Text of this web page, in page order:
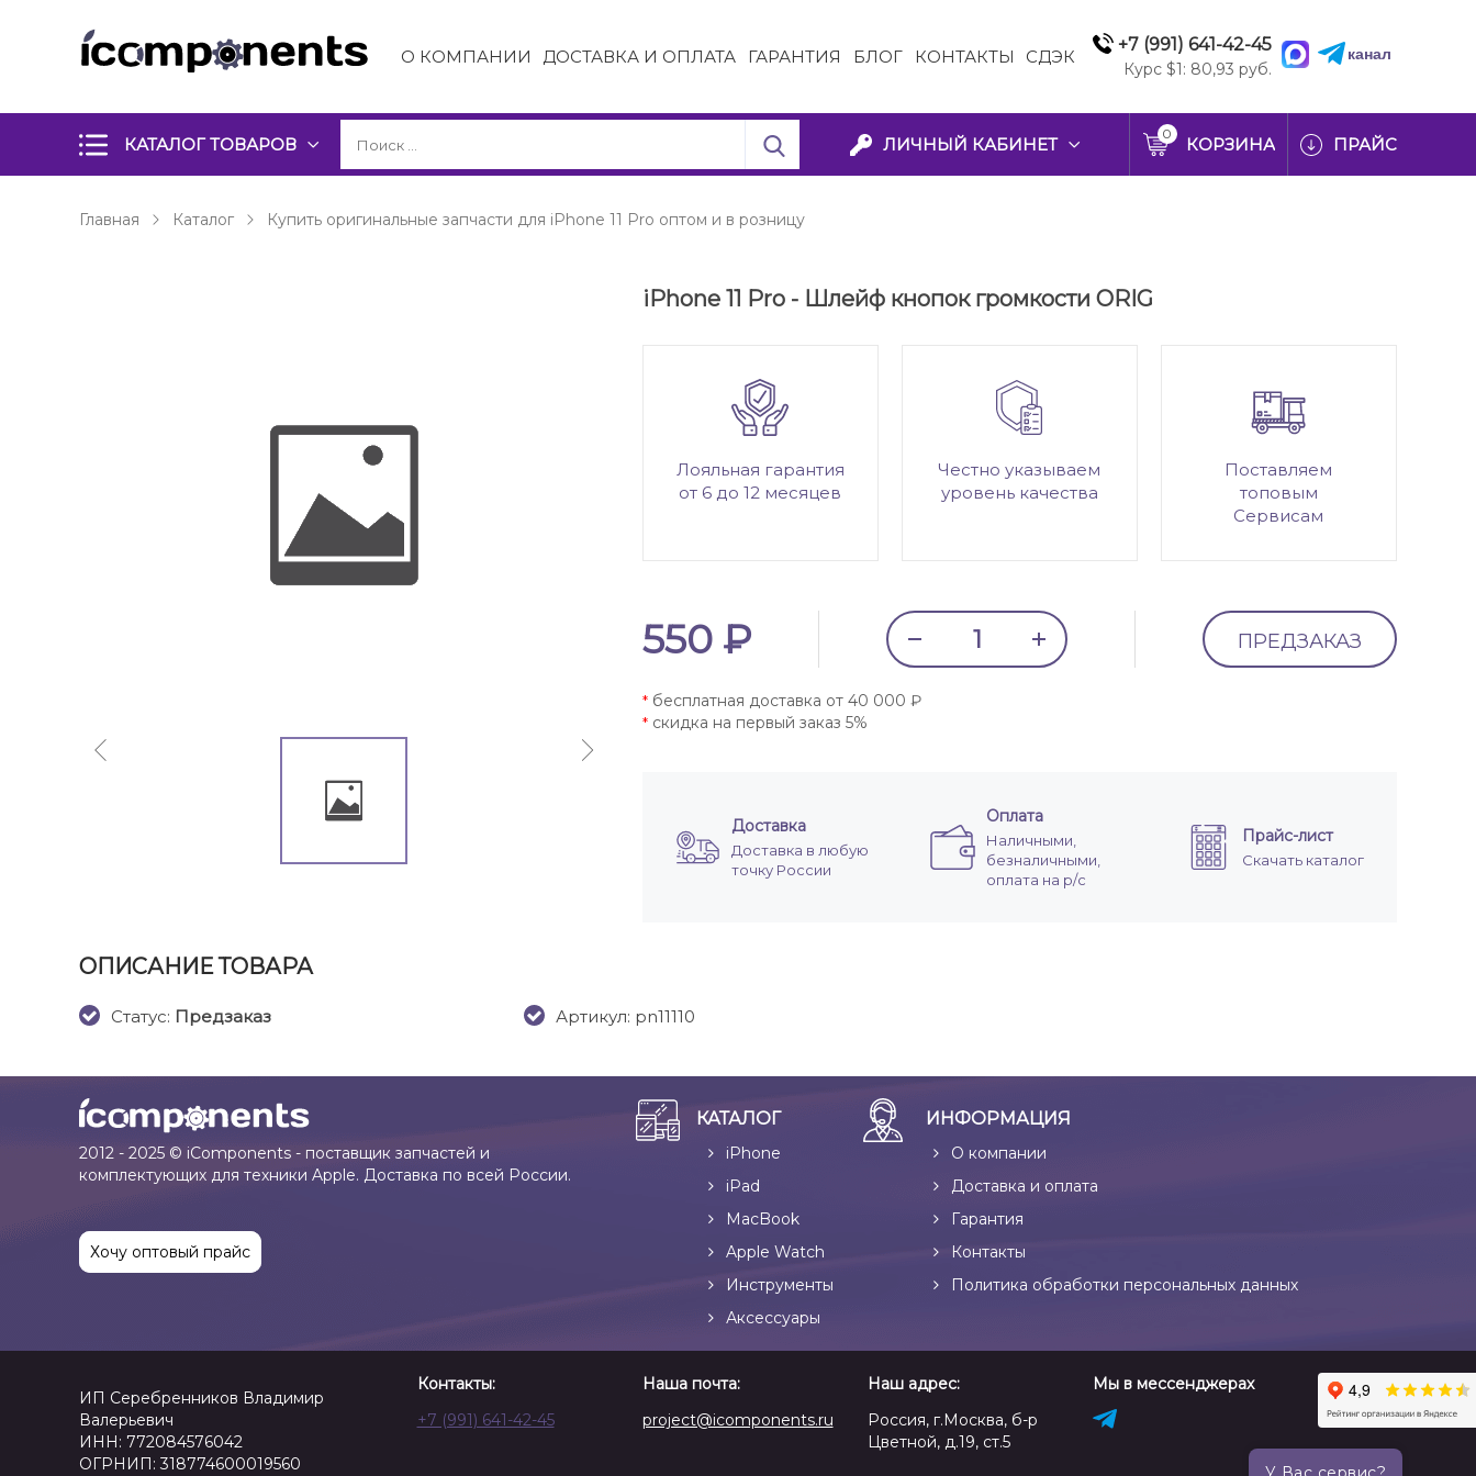
О КОМПАНИИ ДОСТАВКА И ОПЛАТА ГАРАНТИЯ БЛОГ КОНТАКТЫ СДЭК
+7 (991) 641-42-45
Курс $1: 80,93 руб.
канал
КАТАЛОГ ТОВАРОВ ЛИЧНЫЙ КАБИНЕТ
0
КОРЗИНА ПРАЙС
Главная Каталог Купить оригинальные запчасти для iPhone 11 Pro оптом и в розницу
iPhone 11 Pro - Шлейф кнопок громкости ORIG
Лояльная гарантия
от 6 до 12 месяцев
Честно указываем
уровень качества
Поставляем
топовым
Сервисам
550 ₽ ПРЕДЗАКАЗ
*бесплатная доставка от 40 000 ₽
*скидка на первый заказ 5%
Доставка
Доставка в любую
точку России
Оплата
Наличными,
безналичными,
оплата на р/с
Прайс-лист
Скачать каталог
ОПИСАНИЕ ТОВАРА
Cтатус: Предзаказ Артикул: pn11110
2012 - 2025 © iComponents - поставщик запчастей и
комплектующих для техники Apple. Доставка по всей России.
Хочу оптовый прайс
КАТАЛОГ
iPhone
iPad
MacBook
Apple Watch
Инструменты
Аксессуары
ИНФОРМАЦИЯ
О компании
Доставка и оплата
Гарантия
Контакты
Политика обработки персональных данных
ИП Серебренников Владимир
Валерьевич
ИНН: 772084576042
ОГРНИП: 318774600019560
Контакты:
+7 (991) 641-42-45
Наша почта:
project@icomponents.ru
Наш адрес:
Россия, г.Москва, б-р
Цветной, д.19, ст.5
Мы в мессенджерах